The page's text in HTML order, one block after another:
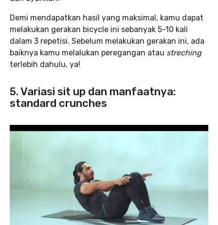
Demi mendapatkan hasil yang maksimal, kamu dapat
melakukan gerakan bicycle ini sebanyak 5-10 kali
dalam 3 repetisi. Sebelum melakukan gerakan ini, ada
baiknya kamu melalukan peregangan atau streching
terlebih dahulu, ya!
5. Variasi sit up dan manfaatnya:
standard crunches